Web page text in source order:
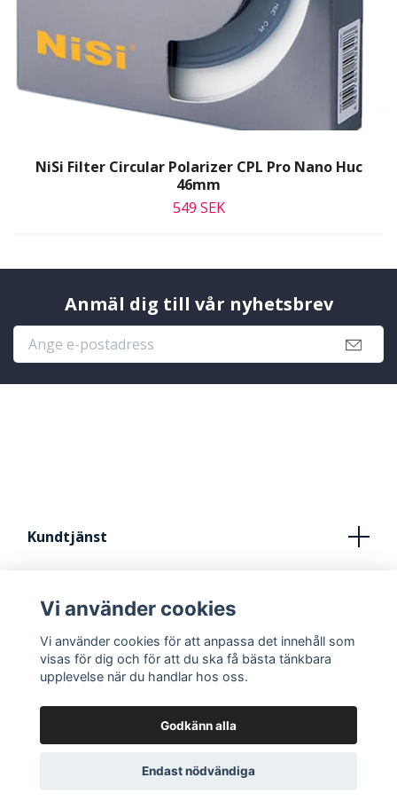
NiSi Filter Circular Polarizer CPL Pro Nano Huc
46mm
549 SEK
Anmäl dig till vår nyhetsbrev
Kundtjänst
Kontakt
FRÅN IDÈ TILL STUDIO
Vi använder cookies
Vi använder cookies för att anpassa det innehåll som
visas för dig och för att du ska få bästa tänkbara
upplevelse när du handlar hos oss.
Godkänn alla
Endast nödvändiga